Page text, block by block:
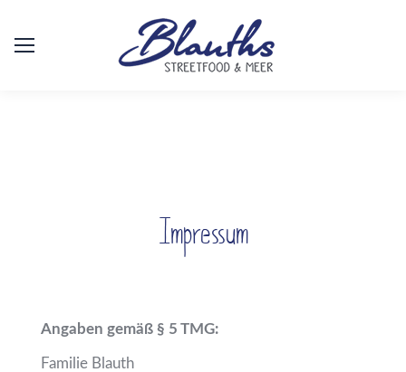
Impressum
Angaben gemäß § 5 TMG:
Familie Blauth